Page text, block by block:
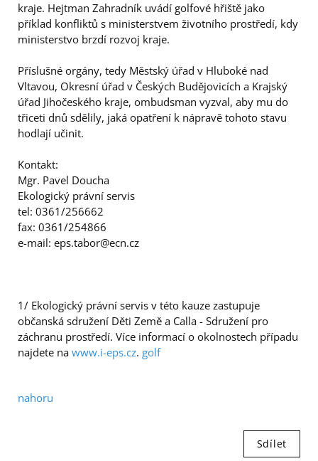
kraje. Hejtman Zahradník uvádí golfové hřiště jako
příklad konfliktů s ministerstvem životního prostředí, kdy
ministerstvo brzdí rozvoj kraje.
Příslušné orgány, tedy Městský úřad v Hluboké nad
Vltavou, Okresní úřad v Českých Budějovicích a Krajský
úřad Jihočeského kraje, ombudsman vyzval, aby mu do
třiceti dnů sdělily, jaká opatření k nápravě tohoto stavu
hodlají učinit.
Kontakt:
Mgr. Pavel Doucha
Ekologický právní servis
tel: 0361/256662
fax: 0361/254866
e-mail: eps.tabor@ecn.cz
1/ Ekologický právní servis v této kauze zastupuje
občanská sdružení Děti Země a Calla - Sdružení pro
záchranu prostředí. Více informací o okolnostech případu
najdete na www.i-eps.cz. golf
nahoru
Sdílet